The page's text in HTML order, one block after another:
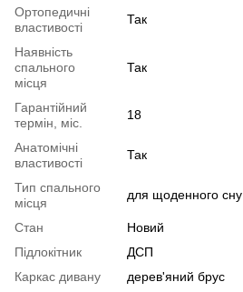
Ортопедичні
властивості
Так
Наявність
спального
місця
Так
Гарантійний
термін, міс.
18
Анатомічні
властивості
Так
Тип спального
місця
для щоденного сну
Стан
Новий
Підлокітник
ДСП
Каркас дивану
дерев'яний брус